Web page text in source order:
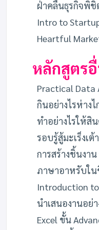
ฝ่าคลื่นธุรกิจพิชิ
Intro to
Heartful
หลักสูตร
Practical Data
กินอย่างไรห่างไ
ทำอย่างไรให้สิ
รอบรู้สู้มะเร็งเต้
การสร้างชิ้นงา
ภาษาอาหรับใ
Introduction
นำเสนองานอย่
Excel ขั้น